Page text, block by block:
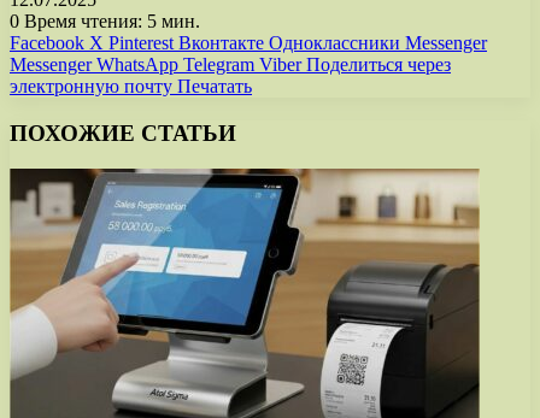
0 Время чтения: 5 мин.
Facebook X Pinterest Вконтакте Одноклассники Messenger
Messenger WhatsApp Telegram Viber Поделиться через
электронную почту Печатать
ПОХОЖИЕ СТАТЬИ